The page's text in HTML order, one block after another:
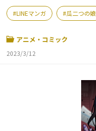
LINEマンガ 瓜二つの娘
アニメ・コミック
2023/3/12